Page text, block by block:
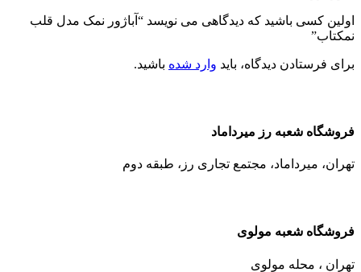
اولین کسی باشید که دیدگاهی می نویسد “آباژور نمک مدل قلب
نمکتاب”
برای فرستادن دیدگاه، باید وارد شده باشید.
فروشگاه شعبه رز میرداماد
تهران، میرداماد، مجتمع تجاری رز،‌ طبقه دوم
فروشگاه شعبه مولوی
تهران ، محله مولوی